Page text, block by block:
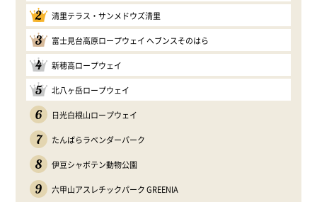
2 清里テラス・サンメドウズ清里
3 富士見台高原ロープウェイ ヘブンスそのはら
4 新穂高ロープウェイ
5 北八ヶ岳ロープウェイ
6 日光白根山ロープウェイ
7 たんばらラベンダーパーク
8 伊豆シャボテン動物公園
9 六甲山アスレチックパーク GREENIA